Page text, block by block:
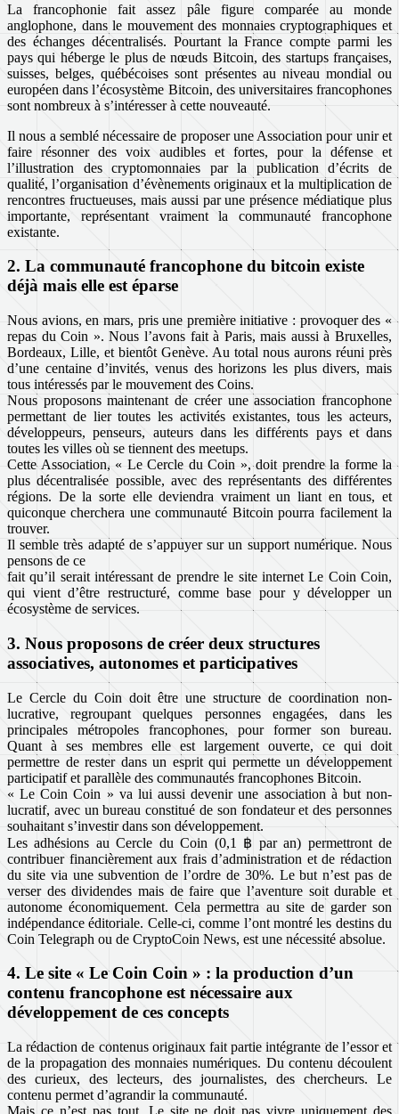
La francophonie fait assez pâle figure comparée au monde
anglophone, dans le mouvement des monnaies cryptographiques et
des échanges décentralisés. Pourtant la France compte parmi les
pays qui héberge le plus de nœuds Bitcoin, des startups françaises,
suisses, belges, québécoises sont présentes au niveau mondial ou
européen dans l’écosystème Bitcoin, des universitaires francophones
sont nombreux à s’intéresser à cette nouveauté.
Il nous a semblé nécessaire de proposer une Association pour unir et
faire résonner des voix audibles et fortes, pour la défense et
l’illustration des cryptomonnaies par la publication d’écrits de
qualité, l’organisation d’évènements originaux et la multiplication de
rencontres fructueuses, mais aussi par une présence médiatique plus
importante, représentant vraiment la communauté francophone
existante.
2. La communauté francophone du bitcoin existe
déjà mais elle est éparse
Nous avions, en mars, pris une première initiative : provoquer des «
repas du Coin ». Nous l’avons fait à Paris, mais aussi à Bruxelles,
Bordeaux, Lille, et bientôt Genève. Au total nous aurons réuni près
d’une centaine d’invités, venus des horizons les plus divers, mais
tous intéressés par le mouvement des Coins.
Nous proposons maintenant de créer une association francophone
permettant de lier toutes les activités existantes, tous les acteurs,
développeurs, penseurs, auteurs dans les différents pays et dans
toutes les villes où se tiennent des meetups.
Cette Association, « Le Cercle du Coin », doit prendre la forme la
plus décentralisée possible, avec des représentants des différentes
régions. De la sorte elle deviendra vraiment un liant en tous, et
quiconque cherchera une communauté Bitcoin pourra facilement la
trouver.
Il semble très adapté de s’appuyer sur un support numérique. Nous
pensons de ce
fait qu’il serait intéressant de prendre le site internet Le Coin Coin,
qui vient d’être restructuré, comme base pour y développer un
écosystème de services.
3. Nous proposons de créer deux structures
associatives, autonomes et participatives
Le Cercle du Coin doit être une structure de coordination non-
lucrative, regroupant quelques personnes engagées, dans les
principales métropoles francophones, pour former son bureau.
Quant à ses membres elle est largement ouverte, ce qui doit
permettre de rester dans un esprit qui permette un développement
participatif et parallèle des communautés francophones Bitcoin.
« Le Coin Coin » va lui aussi devenir une association à but non-
lucratif, avec un bureau constitué de son fondateur et des personnes
souhaitant s’investir dans son développement.
Les adhésions au Cercle du Coin (0,1 ฿ par an) permettront de
contribuer financièrement aux frais d’administration et de rédaction
du site via une subvention de l’ordre de 30%. Le but n’est pas de
verser des dividendes mais de faire que l’aventure soit durable et
autonome économiquement. Cela permettra au site de garder son
indépendance éditoriale. Celle-ci, comme l’ont montré les destins du
Coin Telegraph ou de CryptoCoin News, est une nécessité absolue.
4. Le site « Le Coin Coin » : la production d’un
contenu francophone est nécessaire aux
développement de ces concepts
La rédaction de contenus originaux fait partie intégrante de l’essor et
de la propagation des monnaies numériques. Du contenu découlent
des curieux, des lecteurs, des journalistes, des chercheurs. Le
contenu permet d’agrandir la communauté.
Mais ce n’est pas tout. Le site ne doit pas vivre uniquement des